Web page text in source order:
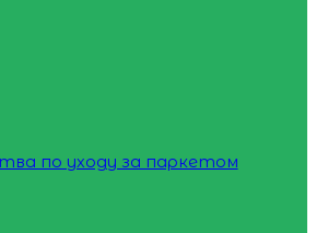
по уходу за паркетом